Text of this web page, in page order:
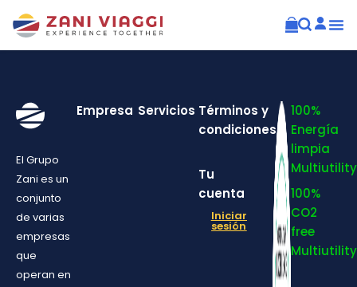
El Grupo
Zani es un
conjunto
de varias
empresas
que
operan en
Empresa Servicios Términos y
condiciones
Tu
cuenta
Iniciar
sesión
100%
Energía
limpia
Multiutility
100%
CO2
free
Multiutility